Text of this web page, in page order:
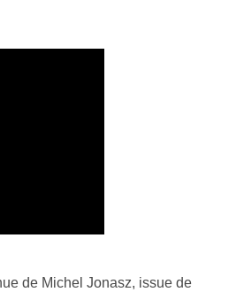
de Michel Jonasz, issue de